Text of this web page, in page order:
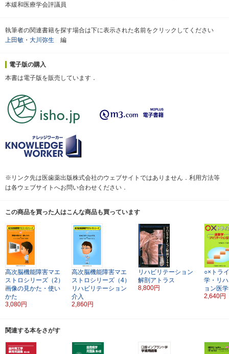
本緩和医療学会評議員
執筆者の関連書籍を探す場合は下に表示された名前をクリックしてください
上田敏 ・ 大川弥生 編
電子版の購入
本書は電子版を販売しています．
※リンク先は医歯薬出版株式会社のウェブサイトではありません．利用方法等
は各ウェブサイトへお問い合わせください．
この商品を買った人はこんな商品も買っています
高次脳機能障害マエ
ストロシリーズ（2）
画像の見かた・使い
かた
3,080円
高次脳機能障害マエ
ストロシリーズ（4）
リハビリテーション
介入
2,860円
リハビリテーション
解剖アトラス
8,800円
○×トラ
学・リ
ョン医学
2,640円
関連する本をさがす